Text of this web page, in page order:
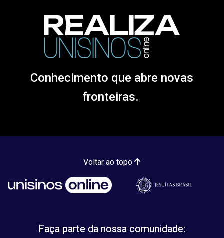
Conhecimento que abre novas
fronteiras.
Voltar ao topo
Faça parte da nossa comunidade: